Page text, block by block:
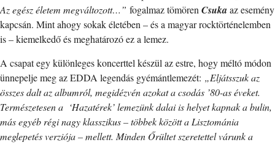
Az egész életem megváltozott…” fogalmaz tömören Csukaaz esemény
kapcsán. Mint ahogy sokak életében – és a magyar rocktörténelemben
is – kiemelkedő és meghatározó ez a lemez.
A csapat egy különleges koncerttel készül az estre, hogy méltó módon
ünnepelje meg az EDDA legendás gyémántlemezét: „Eljátsszuk az
összes dalt az albumról, megidézvén azokat a csodás ’80-as éveket.
Természetesen a ‘Hazatérek’ lemezünk dalai is helyet kapnak a bulin,
más egyéb régi nagy klasszikus – többek között a Lisztománia
meglepetés verziója – mellett. Minden Őrültet szeretettel várunk a